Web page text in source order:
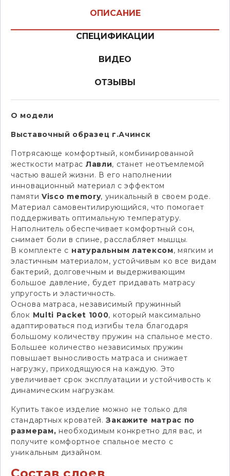
ОПИСАНИЕ
СПЕЦИФИКАЦИИ
ВИДЕО
ОТЗЫВЫ
О модели
Выставочный образец г.Ачинск
Потрясающе комфортный, комбинированной
жесткости матрас Лавли, станет неотъемлемой
частью вашей жизни. В его наполнении
инновационный материал с эффектом
памяти Visco memory, уникальный в своем роде.
Материал самовентилирующийся, что помогает
поддерживать оптимальную температуру.
Наполнитель обеспечивает комфортный сон,
снимает боли в спине, расслабляет мышцы.
В комплекте с натуральным латексом, мягким и
эластичным материалом, устойчивым ко все видам
бактерий, долговечным и выдерживающим
большое давление, будет придавать матрасу
упругость и эластичность.
Основа матраса, независимый пружинный
блок Multi Packet 1000, который максимально
адаптироваться под изгибы тела благодаря
большому количеству пружин на спальное место.
Большее количество независимых пружин
повышает выносливость матраса и снижает
нагрузку, приходящуюся на каждую. Это
увеличивает срок эксплуатации и устойчивость к
динамическим нагрузкам.
Купить такое изделие можно не только для
стандартных кроватей.Закажите матрас по
размерам, необходимым конкретно для вас, и
получите комфортное спальное место с
уникальным дизайном.